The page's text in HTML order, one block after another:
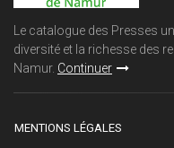
Le catalogue des Presses
diversité et la richesse des
Namur. Continuer
MENTIONS LÉGALES